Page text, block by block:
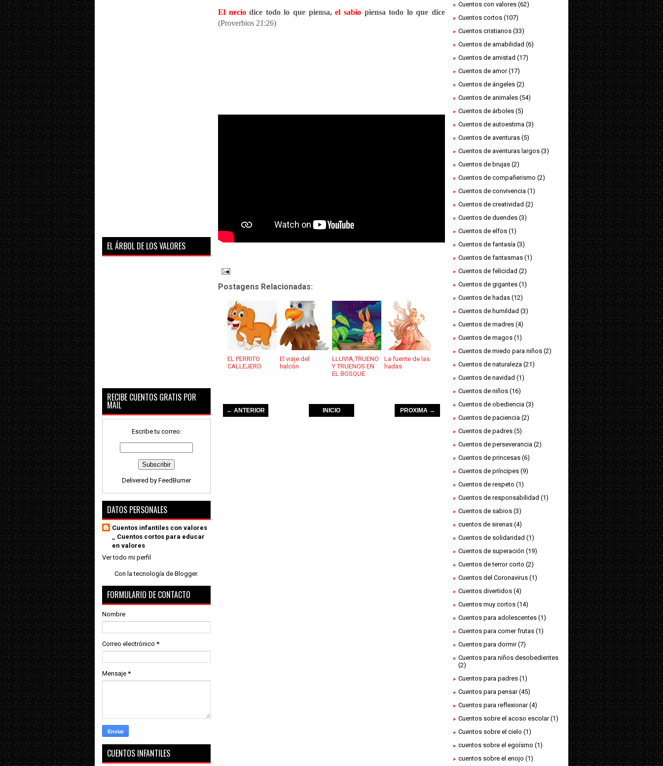
El neciodice todo lo que piensa,el sabiopiensa todo lo que dice
(Proverbios 21:26)
Postagens Relacionadas:
EL PERRITO
CALLEJERO
El viaje del
halcón
LLUVIA,TRUENO
Y TRUENOS EN
EL BOSQUE
La fuente de las
hadas
← ANTERIOR PROXIMA →
INICIO
EL ÁRBOL DE LOS VALORES
RECIBE CUENTOS GRATIS POR
MAIL
Escribe tu correo:
Delivered by FeedBurner
DATOS PERSONALES
Cuentos infantiles con valores
_ Cuentos cortos para educar
en valores
Ver todo mi perfil
Con la tecnología de Blogger.
FORMULARIO DE CONTACTO
Nombre
Correo electrónico *
Mensaje *
CUENTOS INFANTILES
Cuentos con valores (62)
Cuentos cortos (107)
Cuentos cristianos (33)
Cuentos de amabilidad (6)
Cuentos de amistad (17)
Cuentos de amor (17)
Cuentos de ángeles (2)
Cuentos de animales (54)
Cuentos de árboles (5)
Cuentos de autoestima (3)
Cuentos de aventuras (5)
Cuentos de aventuras largos (3)
Cuentos de brujas (2)
Cuentos de compañerismo (2)
Cuentos de convivencia (1)
Cuentos de creatividad (2)
Cuentos de duendes (3)
Cuentos de elfos (1)
Cuentos de fantasía (3)
Cuentos de fantasmas (1)
Cuentos de felicidad (2)
Cuentos de gigantes (1)
Cuentos de hadas (12)
Cuentos de humildad (3)
Cuentos de madres (4)
Cuentos de magos (1)
Cuentos de miedo para niños (2)
Cuentos de naturaleza (21)
Cuentos de navidad (1)
Cuentos de niños (16)
Cuentos de obediencia (3)
Cuentos de paciencia (2)
Cuentos de padres (5)
Cuentos de perseverancia (2)
Cuentos de princesas (6)
Cuentos de príncipes (9)
Cuentos de respeto (1)
Cuentos de responsabilidad (1)
Cuentos de sabios (3)
cuentos de sirenas (4)
Cuentos de solidaridad (1)
Cuentos de superación (19)
Cuentos de terror corto (2)
Cuentos del Coronavirus (1)
Cuentos divertidos (4)
Cuentos muy cortos (14)
Cuentos para adolescentes (1)
Cuentos para comer frutas (1)
Cuentos para dormir (7)
Cuentos para niños desobedientes
(2)
Cuentos para padres (1)
Cuentos para pensar (45)
Cuentos para reflexionar (4)
Cuentos sobre el acoso escolar (1)
Cuentos sobre el cielo (1)
cuentos sobre el egoísmo (1)
cuentos sobre el enojo (1)